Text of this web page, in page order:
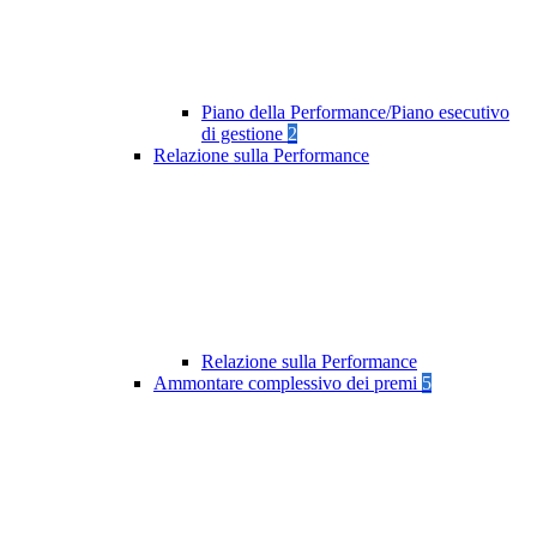
Piano della Performance/Piano esecutivo
di gestione 2
Relazione sulla Performance
Relazione sulla Performance
Ammontare complessivo dei premi 5